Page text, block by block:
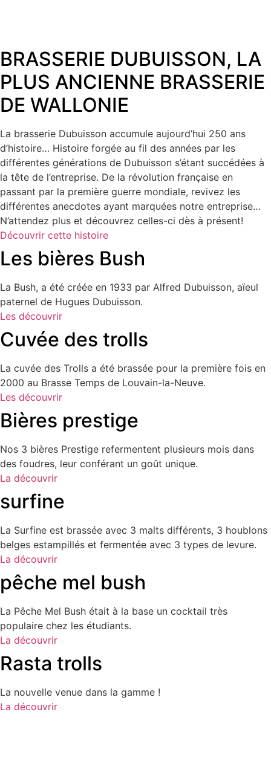
BRASSERIE DUBUISSON, LA
PLUS ANCIENNE BRASSERIE
DE WALLONIE​
La brasserie Dubuisson accumule aujourd’hui 250 ans
d’histoire… Histoire forgée au fil des années par les
différentes générations de Dubuisson s’étant succédées à
la tête de l’entreprise. De la révolution française en
passant par la première guerre mondiale, revivez les
différentes anecdotes ayant marquées notre entreprise…
N’attendez plus et découvrez celles-ci dès à présent!
Découvrir cette histoire
Les bières Bush
La Bush, a été créée en 1933 par Alfred Dubuisson, aïeul
paternel de Hugues Dubuisson.
Les découvrir
Cuvée des trolls
La cuvée des Trolls a été brassée pour la première fois en
2000 au Brasse Temps de Louvain-la-Neuve.
Les découvrir
Bières prestige
Nos 3 bières Prestige refermentent plusieurs mois dans
des foudres, leur conférant un goût unique.
La découvrir
surfine
La Surfine est brassée avec 3 malts différents, 3 houblons
belges estampillés et fermentée avec 3 types de levure.
La découvrir
pêche mel bush
La Pêche Mel Bush était à la base un cocktail très
populaire chez les étudiants.
La découvrir
Rasta trolls
La nouvelle venue dans la gamme !
La découvrir